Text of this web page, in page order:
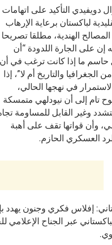
دويفيدي التأكيد على اتهامات
لباكستان برعاية الإرهاب
الهندية، مطلقا تصريحا
إن على الجارة اللدودة “أن
ما إذا كانت ترغب في أن
الجغرافيا والتاريخ أم لا”، إذا
في نهجها الحالي،
تام إلى أن نيودلهي متمسكة
وغير القابل للمساومة
وأن قواتها تقف على أهبة
العسكري الحازم.
إفلاس فكري وجنون يهدد